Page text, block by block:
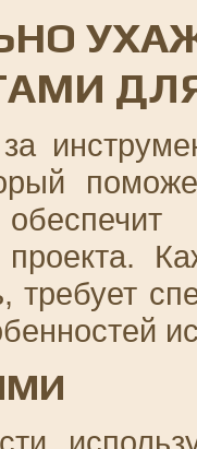
проекта.
требует